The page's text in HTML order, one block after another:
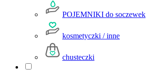
POJEMNIKI do soczewek
kosmetyczki / inne
chusteczki